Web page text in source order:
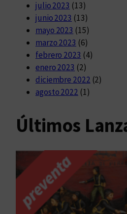
julio 2023 (13)
junio 2023 (13)
mayo 2023 (15)
marzo 2023 (6)
febrero 2023 (4)
enero 2023 (2)
diciembre 2022 (2)
agosto 2022 (1)
Últimos